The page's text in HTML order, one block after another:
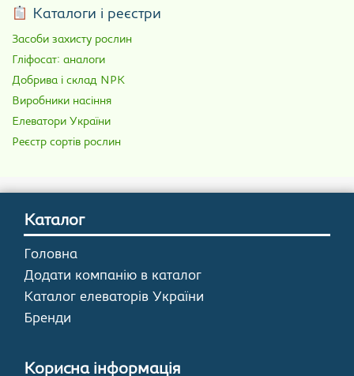
Каталоги і реєстри
Засоби захисту рослин
Гліфосат: аналоги
Добрива і склад NPK
Виробники насіння
Елеватори України
Реєстр сортів рослин
Каталог
Головна
Додати компанію в каталог
Каталог елеваторів України
Бренди
Корисна інформація